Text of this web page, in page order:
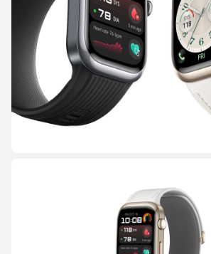
HUAWEI
Desde S/
Conoce más
HUAWEI